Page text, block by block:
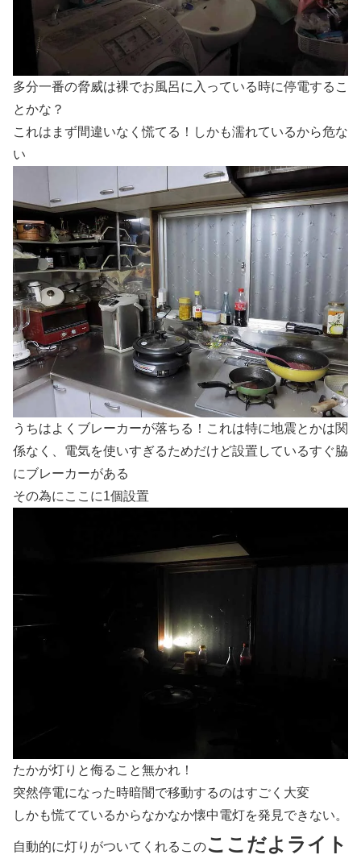
多分一番の脅威は裸でお風呂に入っている時に停電するこ
とかな？
これはまず間違いなく慌てる！しかも濡れているから危な
い
うちはよくブレーカーが落ちる！これは特に地震とかは関
係なく、電気を使いすぎるためだけど設置しているすぐ脇
にブレーカーがある
その為にここに1個設置
たかが灯りと侮ること無かれ！
突然停電になった時暗闇で移動するのはすごく大変
しかも慌てているからなかなか懐中電灯を発見できない。
自動的に灯りがついてくれるこのここだよライト